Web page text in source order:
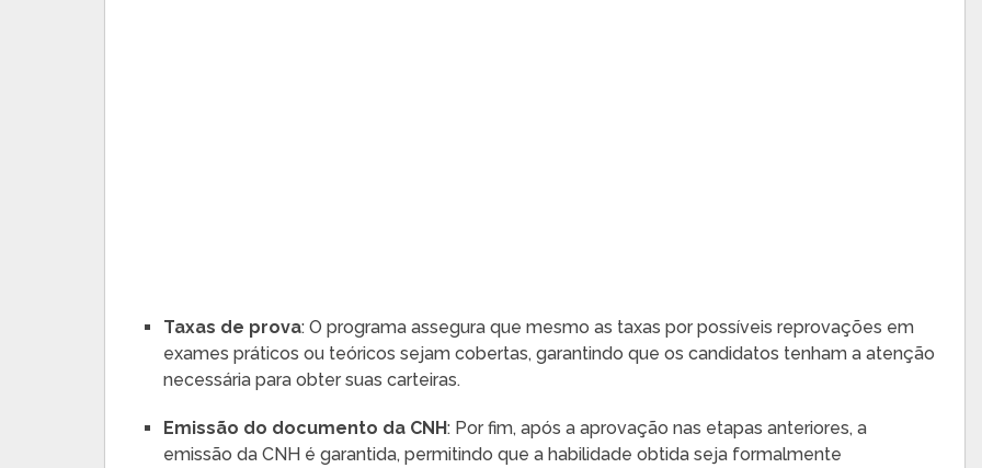
Taxas de prova: O programa assegura que mesmo as taxas por possíveis reprovações em
exames práticos ou teóricos sejam cobertas, garantindo que os candidatos tenham a atenção
necessária para obter suas carteiras.
Emissão do documento da CNH: Por fim, após a aprovação nas etapas anteriores, a
emissão da CNH é garantida, permitindo que a habilidade obtida seja formalmente